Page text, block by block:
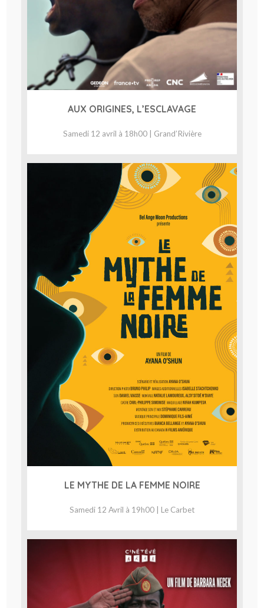
AUX ORIGINES, L’ESCLAVAGE
Samedi 12 avril à 18h00 | Grand’Rivière
LE MYTHE DE LA FEMME NOIRE
Samedi 12 Avril à 19h00 | Le Carbet